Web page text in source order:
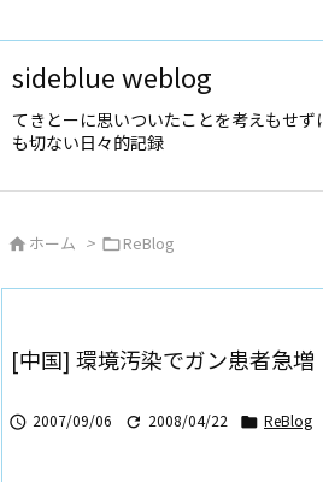
sideblue weblog
てきとーに思いついたことを考えもせず
も切ない日々的記録
 ホーム > ReBlog
[中国] 環境汚染でガン患者急増
 2007/09/06  2008/04/22  ReBlog